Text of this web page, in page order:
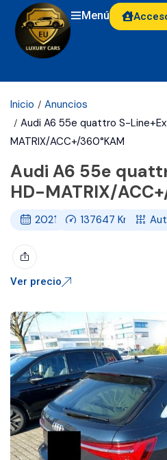
Menú
Inicio
Anuncios
Audi A6 55e quattro S-
MATRIX/ACC+/360°KAM
Audi A6 55e
HD-MATRIX/
2021 137647Km
Ver precio